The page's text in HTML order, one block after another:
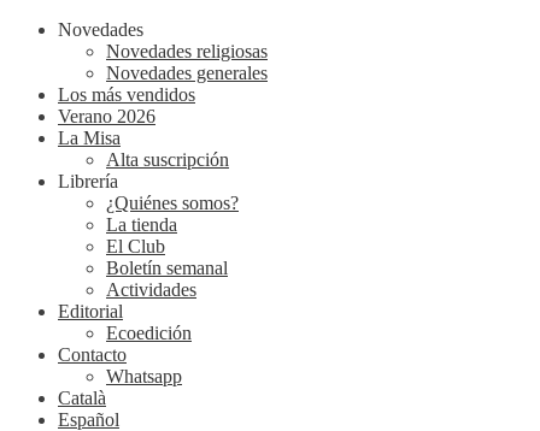
Novedades
Novedades religiosas
Novedades generales
Los más vendidos
Verano 2026
La Misa
Alta suscripción
Librería
¿Quiénes somos?
La tienda
El Club
Boletín semanal
Actividades
Editorial
Ecoedición
Contacto
Whatsapp
Català
Español